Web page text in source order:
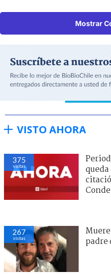
Mostrar
VISTO AHORA
375
visitas
267
visitas
padre